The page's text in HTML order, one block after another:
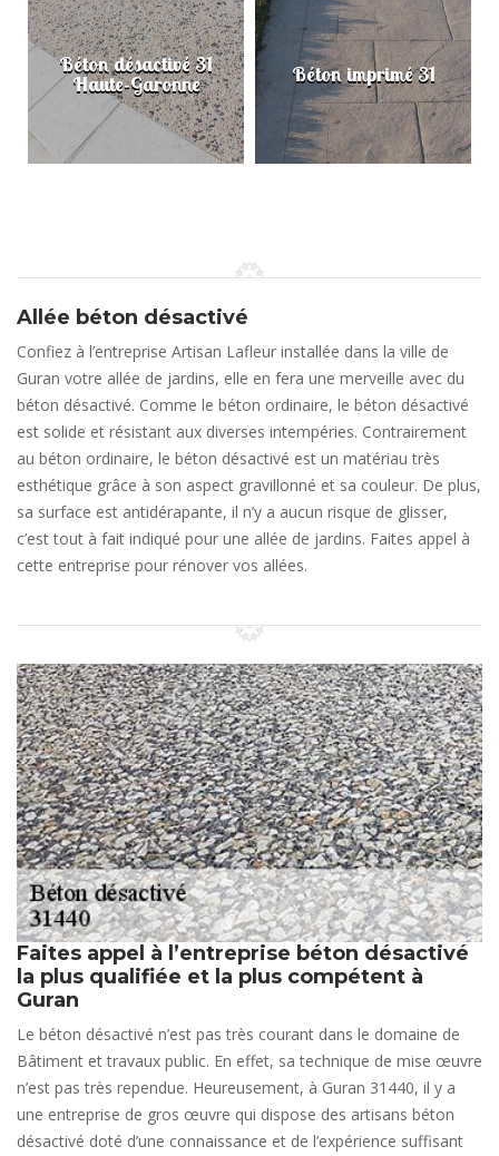
Béton désactivé 31
Haute-Garonne Béton imprimé 31
Allée béton désactivé
Confiez à l’entreprise Artisan Lafleur installée dans la ville de
Guran votre allée de jardins, elle en fera une merveille avec du
béton désactivé. Comme le béton ordinaire, le béton désactivé
est solide et résistant aux diverses intempéries. Contrairement
au béton ordinaire, le béton désactivé est un matériau très
esthétique grâce à son aspect gravillonné et sa couleur. De plus,
sa surface est antidérapante, il n’y a aucun risque de glisser,
c’est tout à fait indiqué pour une allée de jardins. Faites appel à
cette entreprise pour rénover vos allées.
Faites appel à l’entreprise béton désactivé
la plus qualifiée et la plus compétent à
Guran
Le béton désactivé n’est pas très courant dans le domaine de
Bâtiment et travaux public. En effet, sa technique de mise œuvre
n’est pas très rependue. Heureusement, à Guran 31440, il y a
une entreprise de gros œuvre qui dispose des artisans béton
désactivé doté d’une connaissance et de l’expérience suffisant